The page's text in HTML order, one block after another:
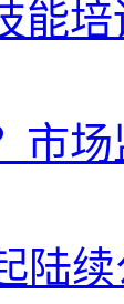
能
市
陆